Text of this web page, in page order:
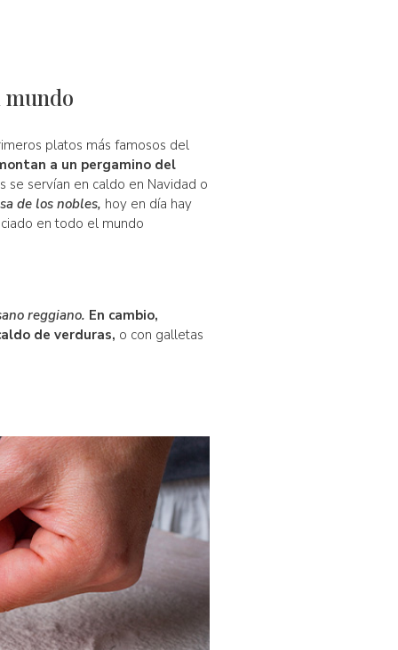
mundo
platos más famosos del
a un pergamino del
servían en caldo en Navidad o
de los nobles, hoy en día hay
en todo el mundo
reggiano. En cambio,
de verduras, o con galletas